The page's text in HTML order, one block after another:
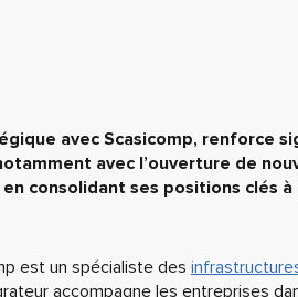
avec Scasicomp, renforce
avec l’ouverture de
consolidant ses positions clés à
est un spécialiste des
accompagne les entreprises